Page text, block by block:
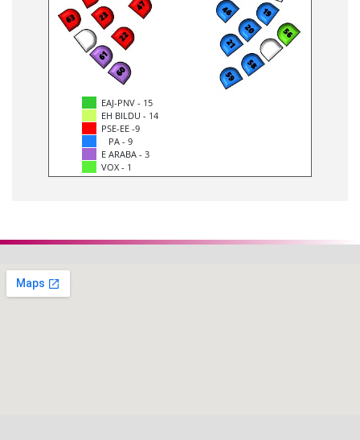
EAJ-PNV - 15
EH BILDU - 14
PSE-EE -9
PA - 9
E ARABA - 3
VOX - 1